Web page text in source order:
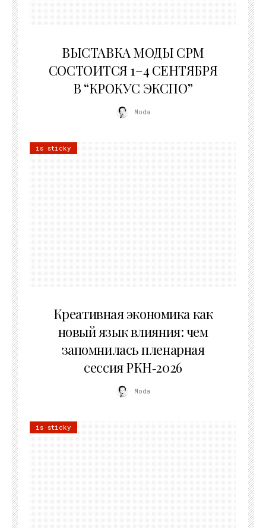
ВЫСТАВКА МОДЫ CPM
СОСТОИТСЯ 1–4 СЕНТЯБРЯ
В “КРОКУС ЭКСПО”
Moda
is sticky
Креативная экономика как
новый язык влияния: чем
запомнилась пленарная
сессия РКН‑2026
Moda
is sticky